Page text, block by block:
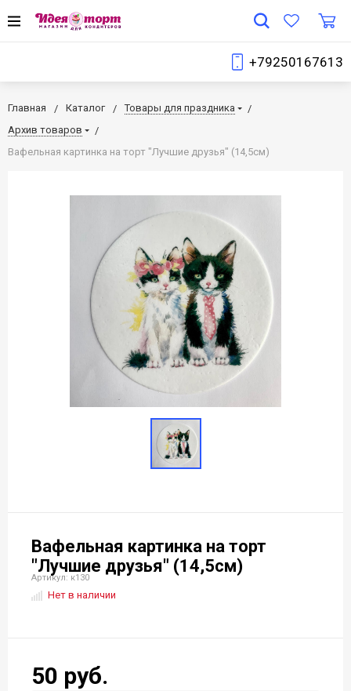
+79250167613
Главная Каталог
Товары для праздника
Архив товаров
Вафельная картинка на торт "Лучшие друзья" (14,5см)
Вафельная картинка на торт
"Лучшие друзья" (14,5см)
Артикул: к130
Нет в наличии
50 руб.